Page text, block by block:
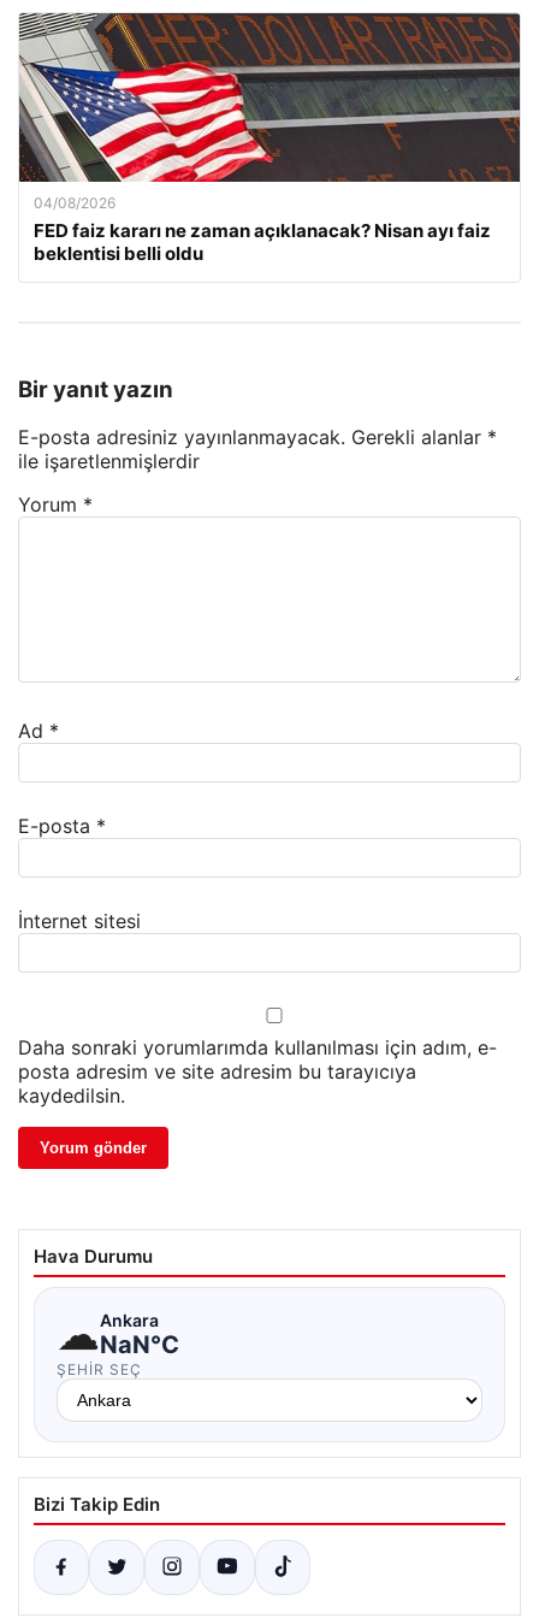
04/08/2026
FED faiz kararı ne zaman açıklanacak? Nisan ayı faiz
beklentisi belli oldu
Bir yanıt yazın
E-posta adresiniz yayınlanmayacak. Gerekli alanlar *
ile işaretlenmişlerdir
Yorum *
Ad *
E-posta *
İnternet sitesi
Daha sonraki yorumlarımda kullanılması için adım, e-
posta adresim ve site adresim bu tarayıcıya
kaydedilsin.
Hava Durumu
☁Ankara
NaN°C
ŞEHIR SEÇ
Bizi Takip Edin